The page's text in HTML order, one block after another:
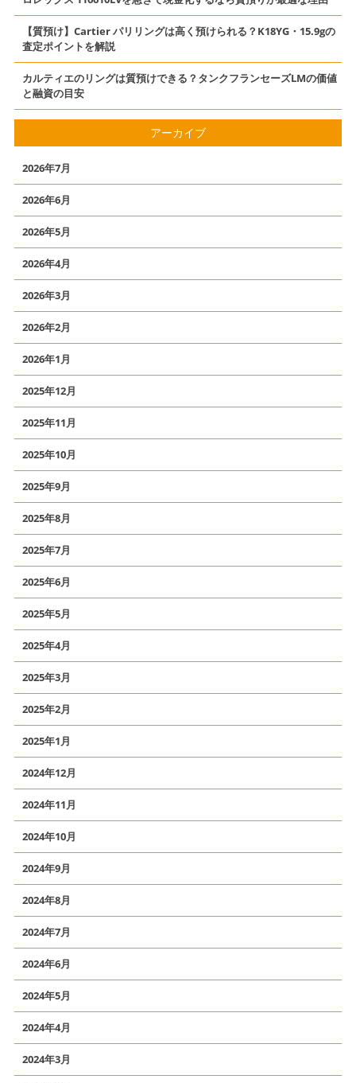
【質預け】Cartier パリリングは高く預けられる？K18YG・15.9gの
査定ポイントを解説
カルティエのリングは質預けできる？タンクフランセーズLMの価値
と融資の目安
アーカイブ
2026年7月
2026年6月
2026年5月
2026年4月
2026年3月
2026年2月
2026年1月
2025年12月
2025年11月
2025年10月
2025年9月
2025年8月
2025年7月
2025年6月
2025年5月
2025年4月
2025年3月
2025年2月
2025年1月
2024年12月
2024年11月
2024年10月
2024年9月
2024年8月
2024年7月
2024年6月
2024年5月
2024年4月
2024年3月